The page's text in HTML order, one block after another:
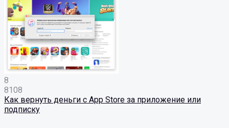
8
8108
Как вернуть деньги с App Store за приложение или
подписку